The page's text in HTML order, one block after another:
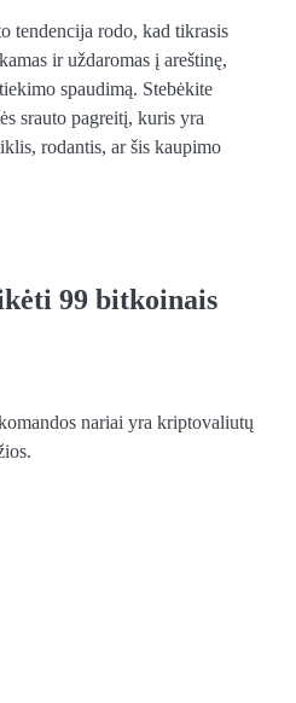
tendencija rodo, kad tikrasis
ir uždaromas į areštinę,
spaudimą. Stebėkite
srauto pagreitį, kuris yra
rodantis, ar šis kaupimo
99 bitkoinais
nariai yra kriptovaliutų